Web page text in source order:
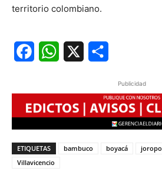
territorio colombiano.
FacebookWhatsApp
Publicidad
ETIQUETAS bambuco boyacá joropo
Villavicencio